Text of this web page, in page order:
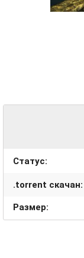
Статус:
.torrent скачан:
Размер: